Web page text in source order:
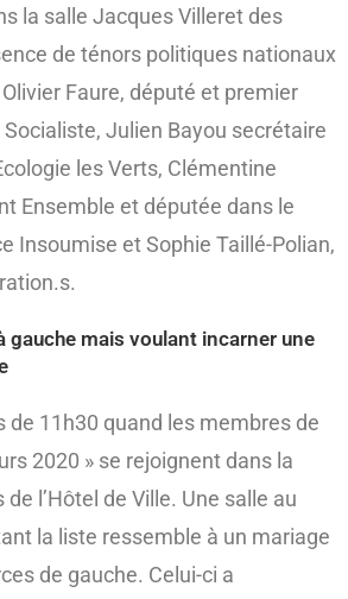
la salle Jacques Villeret des
de ténors politiques nationaux
Faure, député et premier
Julien Bayou secrétaire
les Verts, Clémentine
Ensemble et députée dans le
Insoumise et Sophie Taillé-Polian,
gauche mais voulant incarner une
de 11h30 quand les membres de
2020 » se rejoignent dans la
l’Hôtel de Ville. Une salle au
la liste ressemble à un mariage
de gauche. Celui-ci a